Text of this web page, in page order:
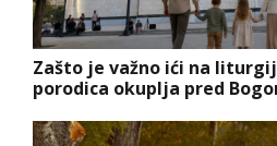
Zašto je važno ići na
porodica okuplja pred